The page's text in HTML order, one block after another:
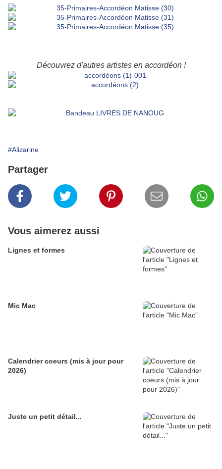
Découvrez d'autres artistes en accordéon !
#Alizarine
Partager
Vous aimerez aussi
Lignes et formes
Mic Mac
Calendrier coeurs (mis à jour pour
2026)
Juste un petit détail...